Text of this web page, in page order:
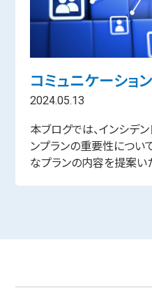
コミュニケーショ
2024.05.13
本ブログでは、インシデ
ンプランの重要性につい
なプランの内容を提案い